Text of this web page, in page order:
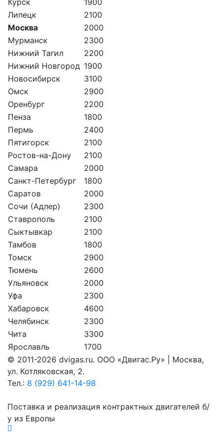
Липецк
2100
Москва
2000
Мурманск
2300
Нижний Тагил
2200
Нижний Новгород 1900
Новосибирск
3100
Омск
2900
Оренбург
2200
Пенза
1800
Пермь
2400
Пятигорск
2100
Ростов-на-Дону
2100
Самара
2000
Санкт-Петербург
1800
Саратов
2000
Сочи (Адлер)
2300
Ставрополь
2100
Сыктывкар
2100
Тамбов
1800
Томск
2900
Тюмень
2600
Ульяновск
2000
Уфа
2300
Хабаровск
4600
Челябинск
2300
Чита
3300
Ярославль
1700
© 2011-2026 dvigas.ru. ООО «Двигaс.Ру» | Москва,
ул. Котляковская, 2.
Тел.: 8 (929) 641-14-98
Поставка и реализация контрактных двигателей б/
у из Европы